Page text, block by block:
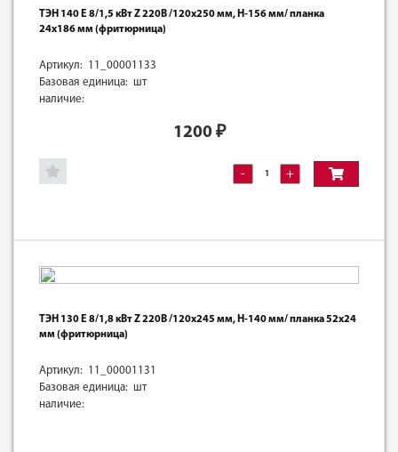
ТЭН 140 Е 8/1,5 кВт Z 220В /120х250 мм, Н-156 мм/ планка
24х186 мм (фритюрница)
Артикул: 11_00001133
Базовая единица: шт
наличие:
1200₽
- +
ТЭН 130 Е 8/1,8 кВт Z 220В /120х245 мм, Н-140 мм/ планка 52х24
мм (фритюрница)
Артикул: 11_00001131
Базовая единица: шт
наличие: